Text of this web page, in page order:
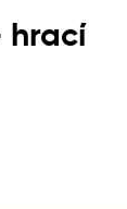
hrací